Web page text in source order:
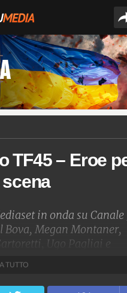
TF45 – Eroe
in onda su Canale
Bova, Megan Montaner,
Ugo Pagliai e
TUTTO